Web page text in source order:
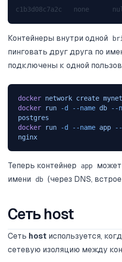
Контейнеры внутри одной
пинговать друг друга по
подключены к одной
docker network create mynet
docker run -d --name db --
postgres
docker run -d --name app --
nginx
Теперь контейнер app
имени
db (через DNS,
Сеть host
Сеть host используется,
сетевую изоляцию между